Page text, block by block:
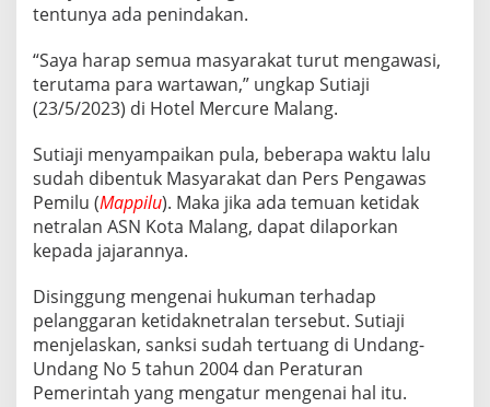
A
S
A
N
tentunya ada penindakan.
“Saya harap semua masyarakat turut mengawasi,
terutama para wartawan,” ungkap Sutiaji
(23/5/2023) di Hotel Mercure Malang.
Sutiaji menyampaikan pula, beberapa waktu lalu
sudah dibentuk Masyarakat dan Pers Pengawas
Pemilu (Mappilu). Maka jika ada temuan ketidak
netralan ASN Kota Malang, dapat dilaporkan
kepada jajarannya.
Disinggung mengenai hukuman terhadap
pelanggaran ketidaknetralan tersebut. Sutiaji
menjelaskan, sanksi sudah tertuang di Undang-
Undang No 5 tahun 2004 dan Peraturan
Pemerintah yang mengatur mengenai hal itu.